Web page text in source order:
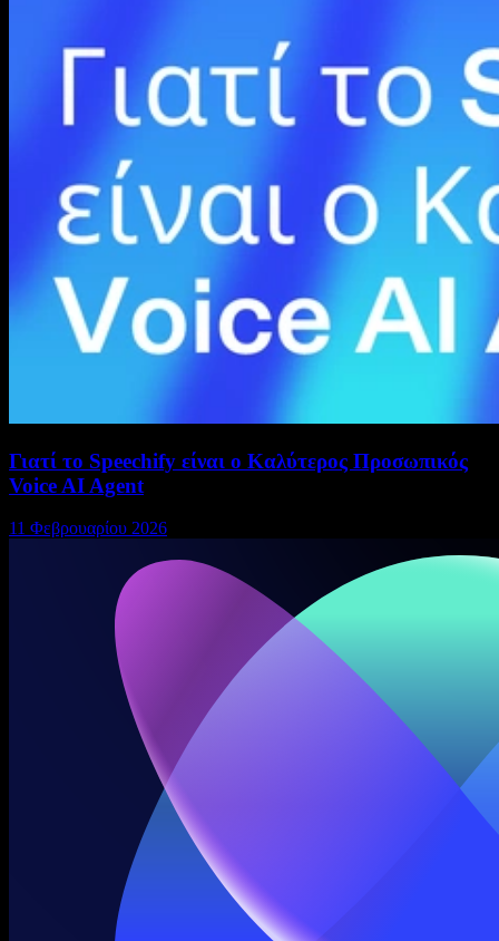
Γιατί το Speechify είναι ο Καλύτερος Προσωπικός
Voice AI Agent
11 Φεβρουαρίου 2026